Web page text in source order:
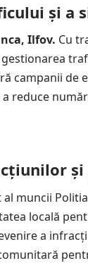
și a
Ilfov. Cu
campanii de
reduce
muncii
locală
a